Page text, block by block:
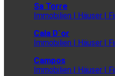
Sa Torre
Immobilien | Häuser |
Cala D´or
Immobilien | Häuser |
Campos
Immobilien | Häuser |